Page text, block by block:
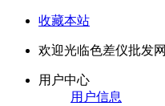
收藏本站
欢迎光临色差仪批发网
用户中心
用户信息